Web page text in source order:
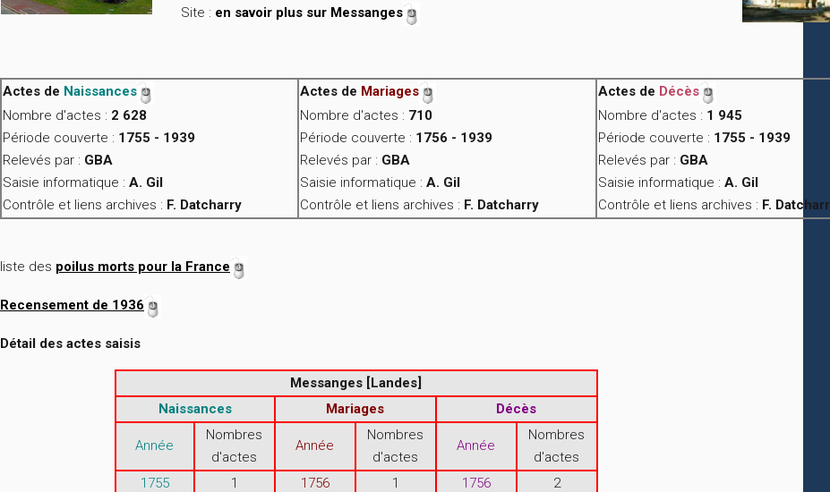
Site : en savoir plus sur Messanges
Actes de Naissances
Nombre d'actes : 2 628
Période couverte : 1755 - 1939
Relevés par : GBA
Saisie informatique : A. Gil
Contrôle et liens archives : F. Datcharry
Actes de Mariages
Nombre d'actes : 710
Période couverte : 1756 - 1939
Relevés par : GBA
Saisie informatique : A. Gil
Contrôle et liens archives : F. Datcharry
Actes de Décès
Nombre d'actes : 1 945
Période couverte : 1755 - 1939
Relevés par : GBA
Saisie informatique : A. Gil
Contrôle et liens archives : F.
liste des poilus morts pour la France
Recensement de 1936
Détail des actes saisis
Messanges [Landes]
Naissances
Mariages Décès
Année
Nombres
d'actes
Année
Nombres
d'actes
Année
Nombres
d'actes
1755
1 1756 1 1756
2